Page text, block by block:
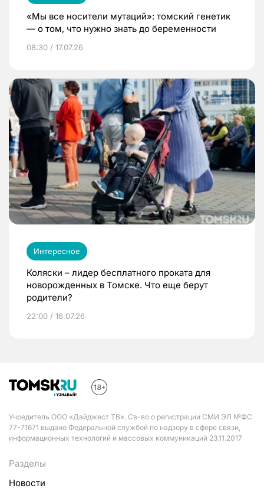
«Мы все носители мутаций»: томский генетик
— о том, что нужно знать до беременности
08:30 / 17.07.26
Интересное
Коляски – лидер бесплатного проката для
новорожденных в Томске. Что еще берут
родители?
22:00 / 16.07.26
Учредитель ООО «Дайджест ТВ». Св-во о регистрации СМИ ЭЛ №ФС
77-71671 выдано Федеральной службой по надзору в сфере связи,
информационных технологий и массовых коммуникаций 23.11.2017
Разделы
Новости